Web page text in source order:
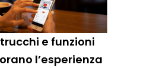
e funzioni
l’esperienza